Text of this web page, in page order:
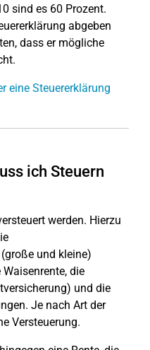
sind es 60 Prozent.
abgeben
dass er mögliche
eine Steuererklärung
ich Steuern
werden. Hierzu
und kleine)
die
und die
Je nach Art der
Versteuerung.